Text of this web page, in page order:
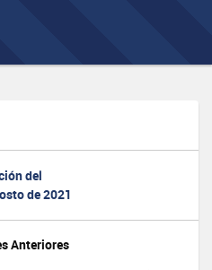
del
de 2021
Anteriores